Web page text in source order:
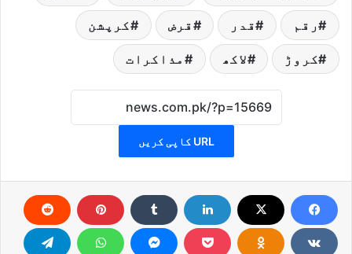
رقم قدر قرض کرپشن
کروڑ لاکھ مذاکرات
URL کاپی کریں